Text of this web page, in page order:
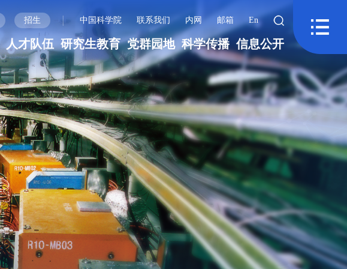
招生 | 中国科学院 联系我们 内网 邮箱 En
人才队伍 研究生教育 党群园地 科学传播 信息公开